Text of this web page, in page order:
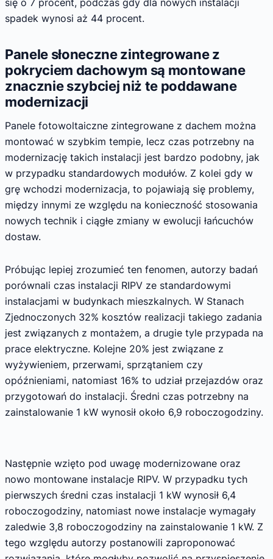
spadek wynosi aż 44 procent.
Panele słoneczne zintegrowane z
pokryciem dachowym są montowane
znacznie szybciej niż te poddawane
modernizacji
Panele fotowoltaiczne zintegrowane z dachem można
montować w szybkim tempie, lecz czas potrzebny na
modernizację takich instalacji jest bardzo podobny, jak
w przypadku standardowych modułów. Z kolei gdy w
grę wchodzi modernizacja, to pojawiają się problemy,
między innymi ze względu na konieczność stosowania
nowych technik i ciągłe zmiany w ewolucji łańcuchów
dostaw.
Próbując lepiej zrozumieć ten fenomen, autorzy badań
porównali czas instalacji RIPV ze standardowymi
instalacjami w budynkach mieszkalnych. W Stanach
Zjednoczonych 32% kosztów realizacji takiego zadania
jest związanych z montażem, a drugie tyle przypada na
prace elektryczne. Kolejne 20% jest związane z
wyżywieniem, przerwami, sprzątaniem czy
opóźnieniami, natomiast 16% to udział przejazdów oraz
przygotowań do instalacji. Średni czas potrzebny na
zainstalowanie 1 kW wynosił około 6,9 roboczogodziny.
Następnie wzięto pod uwagę modernizowane oraz
nowo montowane instalacje RIPV. W przypadku tych
pierwszych średni czas instalacji 1 kW wynosił 6,4
roboczogodziny, natomiast nowe instalacje wymagały
zaledwie 3,8 roboczogodziny na zainstalowanie 1 kW. Z
tego względu autorzy postanowili zaproponować